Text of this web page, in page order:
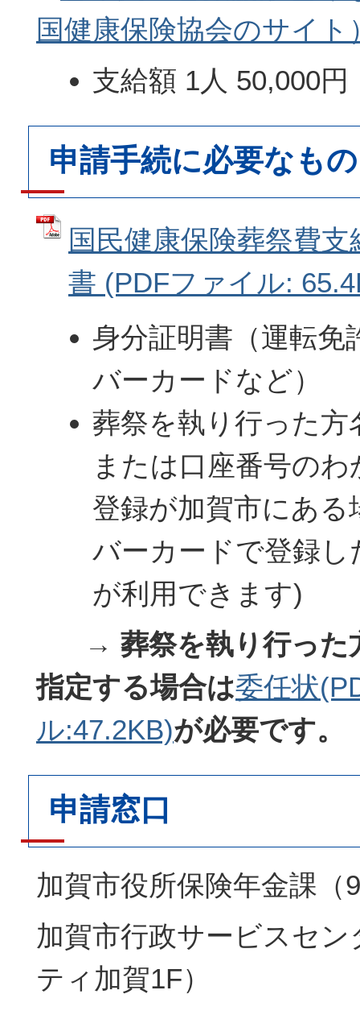
国健康保険協会のサイト
支給額 1人 50,000円
申請手続に必要なもの
国民健康保険葬祭費
書 (PDFファイル:
身分証明書（運転免
バーカードなど）
葬祭を執り行った方
または口座番号の
登録が加賀市にある
バーカードで登録し
が利用できます)
→ 葬祭を執り行った
指定する場合は委任状
ル:47.2KB)が必要です。
申請窓口
加賀市役所保険年金課（
加賀市行政サービスセ
ティ加賀1F）